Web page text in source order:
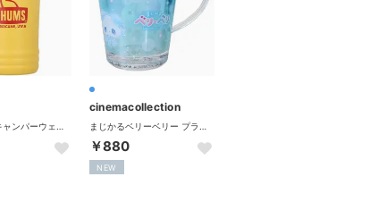
cinemacollection
￥880
NEW